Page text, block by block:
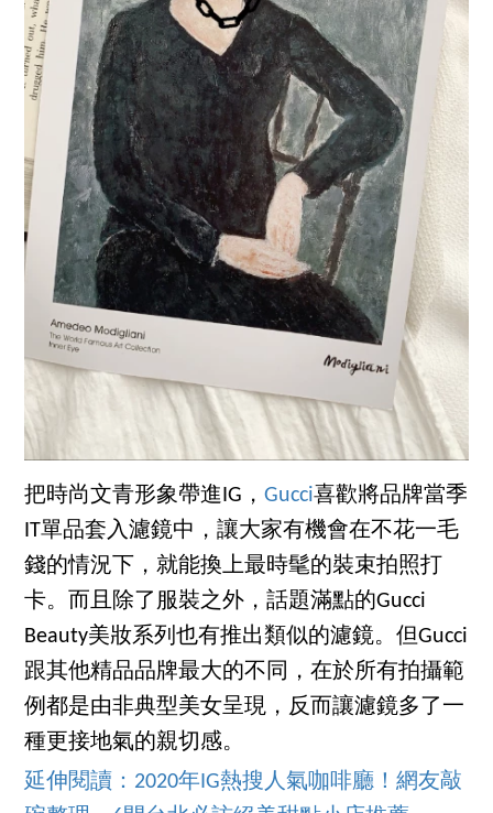
把時尚文青形象帶進IG，Gucci喜歡將品牌當季
IT單品套入濾鏡中，讓大家有機會在不花一毛
錢的情況下，就能換上最時髦的裝束拍照打
卡。而且除了服裝之外，話題滿點的Gucci
Beauty美妝系列也有推出類似的濾鏡。但Gucci
跟其他精品品牌最大的不同，在於所有拍攝範
例都是由非典型美女呈現，反而讓濾鏡多了一
種更接地氣的親切感。
延伸閱讀：2020年IG熱搜人氣咖啡廳！網友敲